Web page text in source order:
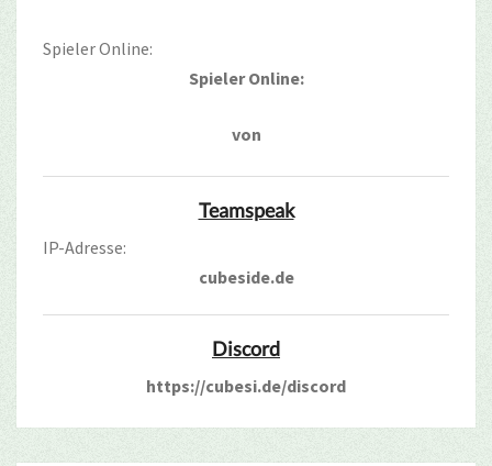
Spieler Online:
Spieler Online:
von
Teamspeak
IP-Adresse:
cubeside.de
Discord
https://cubesi.de/discord